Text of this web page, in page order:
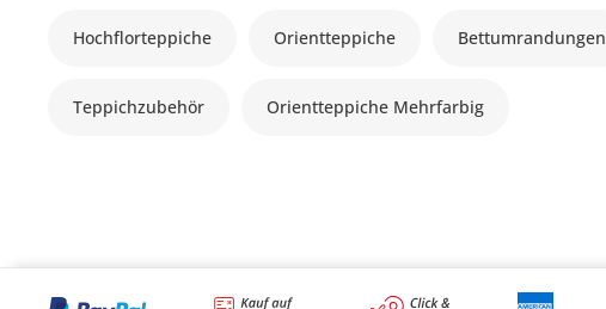
Hochflorteppiche Orientteppiche Bettumrandungen
Teppichzubehör Orientteppiche Mehrfarbig